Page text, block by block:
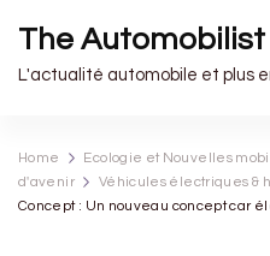
The Automobilist
L'actualité automobile et plus
Home Ecologie et Nouvelles
d'avenir
Véhicules électriques &
Concept : Un nouveau concept car